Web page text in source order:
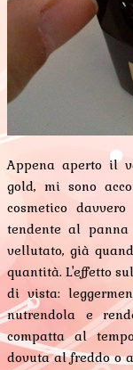
Appena aperto il
gold, mi sono
cosmetico
tendente al
vellutato, già
quantità. L'effetto
di vista:
nutrendola e
compatta al
dovuta al freddo o